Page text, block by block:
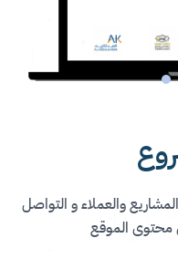
والعملاء و التواصل
الموقع